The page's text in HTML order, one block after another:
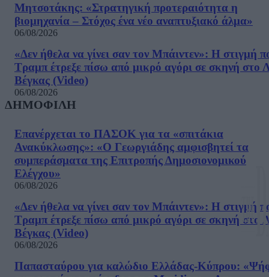
Μητσοτάκης: «Στρατηγική προτεραιότητα η
βιομηχανία – Στόχος ένα νέο αναπτυξιακό άλμα»
06/08/2026
«Δεν ήθελα να γίνει σαν τον Μπάιντεν»: Η στιγμή
Τραμπ έτρεξε πίσω από μικρό αγόρι σε σκηνή στο
Βέγκας (Video)
06/08/2026
ΔΗΜΟΦΙΛΗ
Επανέρχεται το ΠΑΣΟΚ για τα «σπιτάκια
Ανακύκλωσης»: «Ο Γεωργιάδης αμφισβητεί τα
συμπεράσματα της Επιτροπής Δημοσιονομικού
Ελέγχου»
06/08/2026
«Δεν ήθελα να γίνει σαν τον Μπάιντεν»: Η στιγμή
Τραμπ έτρεξε πίσω από μικρό αγόρι σε σκηνή στο
Βέγκας (Video)
06/08/2026
Παπασταύρου για καλώδιο Ελλάδας-Κύπρου: